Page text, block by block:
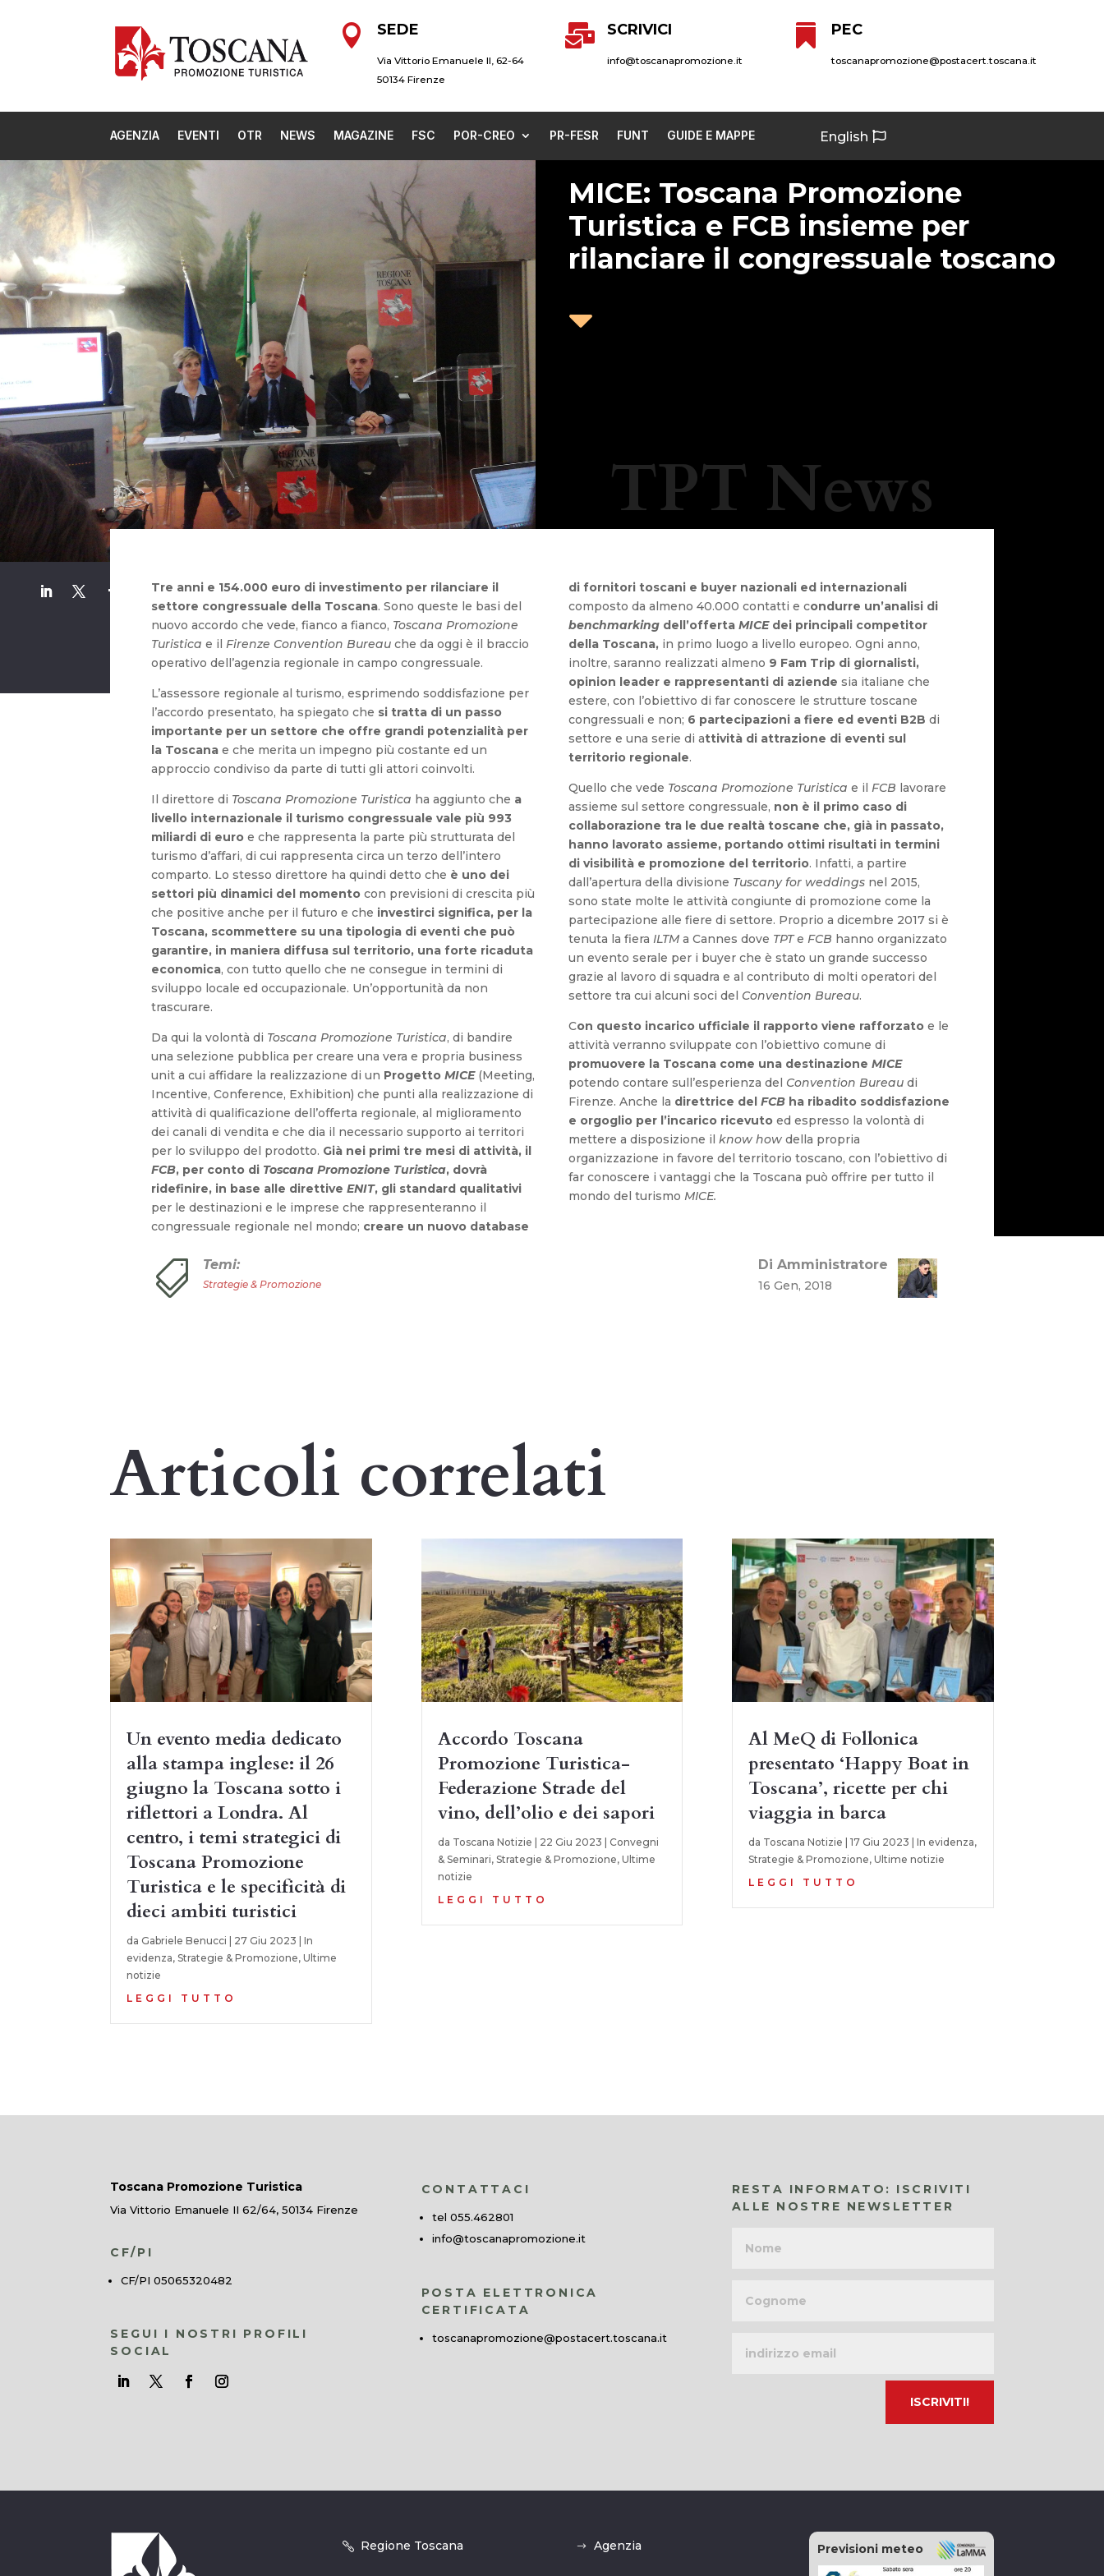
 SEDE
Via Vittorio Emanuele II, 62-64
50134 Firenze
 SCRIVICI
info@toscanapromozione.it
 PEC
toscanapromozione@postacert.toscana.it
AGENZIA EVENTI OTR NEWS MAGAZINE FSC POR-CREO PR-FESR FUNT GUIDE E MAPPE English
TPT News
MICE: Toscana Promozione
Turistica e FCB insieme per
rilanciare il congressuale toscano

Tre anni e 154.000 euro di investimento per rilanciare il
settore congressuale della Toscana. Sono queste le basi del
nuovo accordo che vede, fianco a fianco, Toscana Promozione
Turistica e ilFirenze Convention Bureau che da oggi è il braccio
operativo dell’agenzia regionale in campo congressuale.
L’assessore regionale al turismo, esprimendo soddisfazione per
l’accordo presentato, ha spiegato che si tratta di un passo
importante per un settore che offre grandi potenzialità per
la Toscana e che merita un impegno più costante ed un
approccio condiviso da parte di tutti gli attori coinvolti.
Il direttore di Toscana Promozione Turistica ha aggiunto che a
livello internazionale il turismo congressuale vale più 993
miliardi di euro e che rappresenta la parte più strutturata del
turismo d’affari, di cui rappresenta circa un terzo dell’intero
comparto. Lo stesso direttore ha quindi detto che è uno dei
settori più dinamici del momento con previsioni di crescita più
che positive anche per il futuro e che investirci significa, per la
Toscana, scommettere su una tipologia di eventi che può
garantire, in maniera diffusa sul territorio, una forte ricaduta
economica, con tutto quello che ne consegue in termini di
sviluppo locale ed occupazionale. Un’opportunità da non
trascurare.
Da qui la volontà di Toscana Promozione Turistica, di bandire
una selezione pubblica per creare una vera e propria business
unit a cui affidare la realizzazione di un Progetto MICE(Meeting,
Incentive, Conference, Exhibition) che punti alla realizzazione di
attività di qualificazione dell’offerta regionale, al miglioramento
dei canali di vendita e che dia il necessario supporto ai territori
per lo sviluppo del prodotto. Già nei primi tre mesi di attività, il
FCB, per conto di Toscana Promozione Turistica, dovrà
ridefinire, in base alle direttiveENIT, gli standard qualitativi
per le destinazioni e le imprese che rappresenteranno il
congressuale regionale nel mondo; creare un nuovo database
di fornitori toscani e buyer nazionali ed internazionali
composto da almeno 40.000 contatti e condurre un’analisi di
benchmarking dell’offerta MICEdei principali competitor
della Toscana, in primo luogo a livello europeo. Ogni anno,
inoltre, saranno realizzati almeno 9 Fam Trip di giornalisti,
opinion leader e rappresentanti di aziende sia italiane che
estere, con l’obiettivo di far conoscere le strutture toscane
congressuali e non; 6 partecipazioni a fiere ed eventi B2B di
settore e una serie di attività di attrazione di eventi sul
territorio regionale.
Quello che vede Toscana Promozione Turistica e il FCB lavorare
assieme sul settore congressuale, non è il primo caso di
collaborazione tra le due realtà toscane che, già in passato,
hanno lavorato assieme, portando ottimi risultati in termini
di visibilità e promozione del territorio. Infatti, a partire
dall’apertura della divisione Tuscany for weddings nel 2015,
sono state molte le attività congiunte di promozione come la
partecipazione alle fiere di settore. Proprio a dicembre 2017 si è
tenuta la fiera ILTM a Cannes dove TPTe FCB hanno organizzato
un evento serale per i buyer che è stato un grande successo
grazie al lavoro di squadra e al contributo di molti operatori del
settore tra cui alcuni soci del Convention Bureau.
Con questo incarico ufficiale il rapporto viene rafforzato e le
attività verranno sviluppate con l’obiettivo comune di
promuovere la Toscana come una destinazione MICE
potendo contare sull’esperienza del Convention Bureau di
Firenze. Anche la direttrice del FCB ha ribadito soddisfazione
e orgoglio per l’incarico ricevuto ed espresso la volontà di
mettere a disposizione il know how della propria
organizzazione in favore del territorio toscano, con l’obiettivo di
far conoscere i vantaggi che la Toscana può offrire per tutto il
mondo del turismo MICE.
 Temi:
Strategie & Promozione
Di Amministratore
16 Gen, 2018
Articoli correlati
Un evento media dedicato
alla stampa inglese: il 26
giugno la Toscana sotto i
riflettori a Londra. Al
centro, i temi strategici di
Toscana Promozione
Turistica e le specificità di
dieci ambiti turistici
da Gabriele Benucci 27 Giu 2023 |In
evidenza,Strategie & Promozione,Ultime
notizie
LEGGI TUTTO
Accordo Toscana
Promozione Turistica-
Federazione Strade del
vino, dell’olio e dei sapori
da Toscana Notizie 22 Giu 2023
Convegni
& Seminari, Strategie & Promozione, Ultime
notizie
LEGGI TUTTO
Al MeQ di Follonica
presentato ‘Happy Boat in
Toscana’, ricette per chi
viaggia in barca
da Toscana Notizie 17 Giu 2023 In evidenza,
Strategie & Promozione, Ultime notizie
LEGGI TUTTO
Toscana Promozione Turistica
Via Vittorio Emanuele II 62/64, 50134 Firenze
CF/PI
CF/PI 05065320482
SEGUI I NOSTRI PROFILI
SOCIAL
CONTATTACI
tel 055.462801
info@toscanapromozione.it
POSTA ELETTRONICA
CERTIFICATA
toscanapromozione@postacert.toscana.it
RESTA INFORMATO: ISCRIVITI
ALLE NOSTRE NEWSLETTER
email
Regione Toscana Agenzia Previsioni meteo